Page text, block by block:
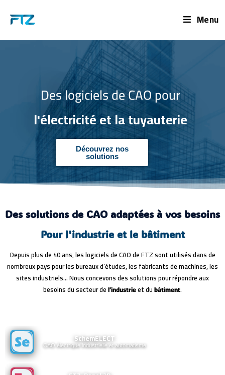
Menu
Des logiciels de CAO pour
l'électricité et la tuyauterie
Découvrez nos
solutions
Des solutions de CAO adaptées à vos besoins
Pour l'industrie et le bâtiment
Depuis plus de 40 ans, les logiciels de CAO de FTZ sont utilisés dans de
nombreux pays pour les bureaux d’études, les fabricants de machines, les
sites industriels… Nous concevons des solutions pour répondre aux
besoins du secteur del’industrieet dubâtiment.
SchemELECT
CAO électrique industrielle et automatisme
SchemELECT
FTZ-Panel